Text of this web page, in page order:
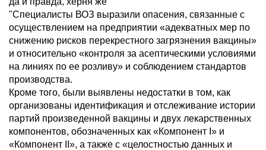
"Специалисты ВОЗ выразили опасения, связанные с
осуществлением на предприятии «адекватных мер по
снижению рисков перекрестного загрязнения вакцины»
и относительно «контроля за асептическими условиями
на линиях по ее розливу» и соблюдением стандартов
производства.
Кроме того, были выявлены недостатки в том, как
организованы идентификация и отслеживание истории
партий произведенной вакцины и двух лекарственных
компонентов, обозначенных как «Компонент I» и
«Компонент II», а также с «целостностью данных и